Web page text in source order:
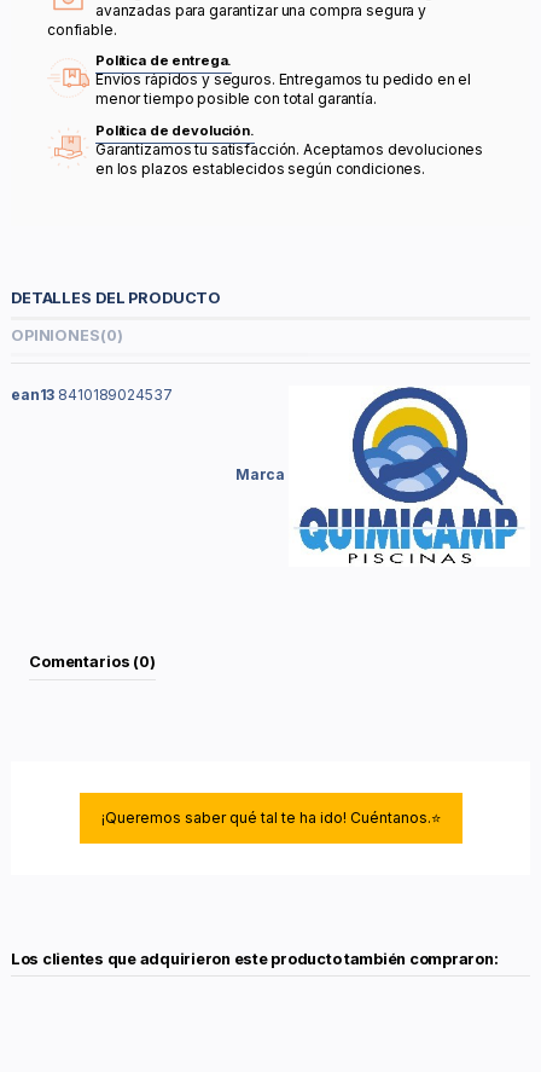
avanzadas para garantizar una compra segura y
confiable.
Política de entrega.
Envíos rápidos y seguros. Entregamos tu pedido en el
menor tiempo posible con total garantía.
Política de devolución.
Garantizamos tu satisfacción. Aceptamos devoluciones
en los plazos establecidos según condiciones.
DETALLES DEL PRODUCTO
OPINIONES(0)
Marca
ean13 8410189024537
Comentarios (0)
¡Queremos saber qué tal te ha ido! Cuéntanos.⭐
Los clientes que adquirieron este producto también compraron: